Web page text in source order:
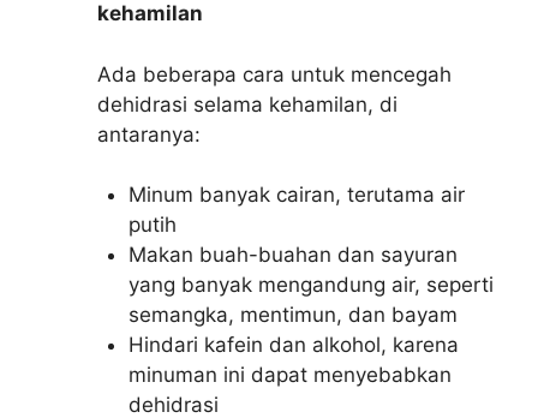
kehamilan
Ada beberapa cara untuk mencegah
dehidrasi selama kehamilan, di
antaranya:
Minum banyak cairan, terutama air
putih
Makan buah-buahan dan sayuran
yang banyak mengandung air, seperti
semangka, mentimun, dan bayam
Hindari kafein dan alkohol, karena
minuman ini dapat menyebabkan
dehidrasi